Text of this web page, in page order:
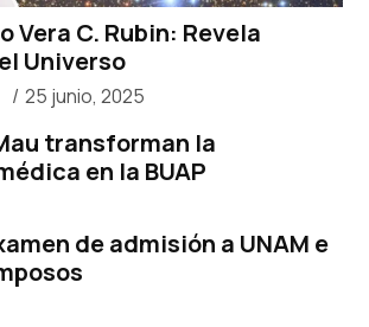
Vera C. Rubin: Revela
Universo
25 junio, 2025
transforman la
en la BUAP
de admisión a UNAM e